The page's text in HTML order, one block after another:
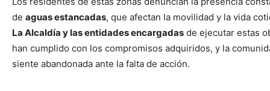
de aguas estancadas, que afectan la movilidad y la vida
La Alcaldía y las entidades encargadas de ejecutar estas
han cumplido con los compromisos adquiridos, y la
siente abandonada ante la falta de acción.